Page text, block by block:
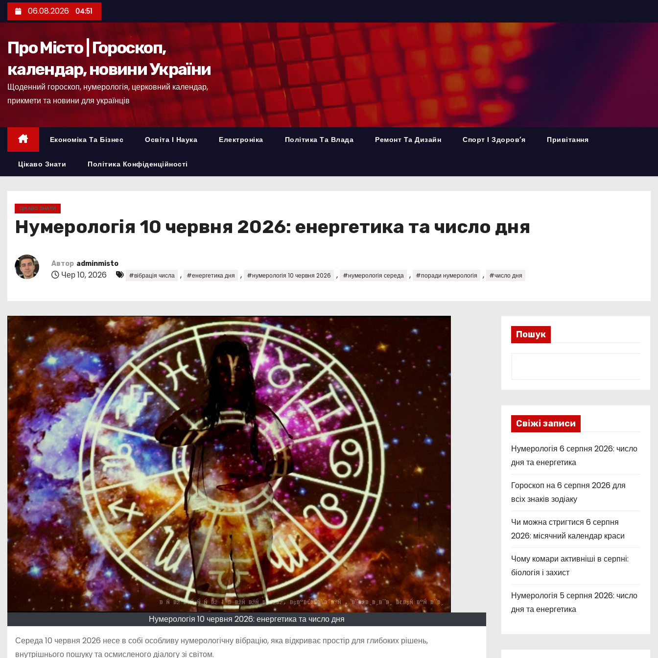
е
к
06.08.2026 04:51
Про Місто | Гороскоп,
календар, новини України
Щоденний гороскоп, нумерологія, церковний календар,
прикмети та новини для українців
Економіка Та Бізнес Освіта І Наука Електроніка Політика Та Влада Ремонт Та Дизайн Спорт І Здоров’я Привітання
Цікаво Знати Політика Конфіденційності
ЦІКАВО ЗНАТИ
Нумерологія 10 червня 2026: енергетика та число дня
Автор adminmisto
Чер 10, 2026 #вібрація числа , #енергетика дня , #нумерологія 10 червня 2026 , #нумерологія середа , #поради нумерологія , #число дня
Нумерологія 10 червня 2026: енергетика та число дня
Середа 10 червня 2026 несе в собі особливу нумерологічну вібрацію, яка відкриває простір для глибоких рішень,
внутрішнього пошуку та осмисленого діалогу зі світом.
Пошук
Свіжі записи
Нумерологія 6 серпня 2026: число
дня та енергетика
Гороскоп на 6 серпня 2026 для
всіх знаків зодіаку
Чи можна стригтися 6 серпня
2026: місячний календар краси
Чому комари активніші в серпні:
біологія і захист
Нумерологія 5 серпня 2026: число
дня та енергетика